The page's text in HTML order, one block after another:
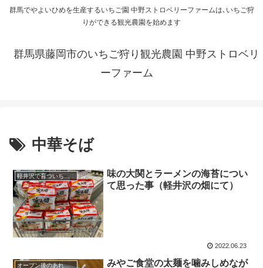
群馬でやよいひめを生産するいちご園 中野ストロベリーファームは､いちご狩
りができる観光農園を始めます
群馬県藤岡市のいちご狩り観光農園 中野ストロベリ
ーファーム
中華そば
軽井沢で育ついちごの苗
味の大関とラーメンの海苔につい
て思った事（軽井沢の畑にて）
2022.06.23
オープン後のあれこれ
みやご食堂の太麺を噛みしめなが